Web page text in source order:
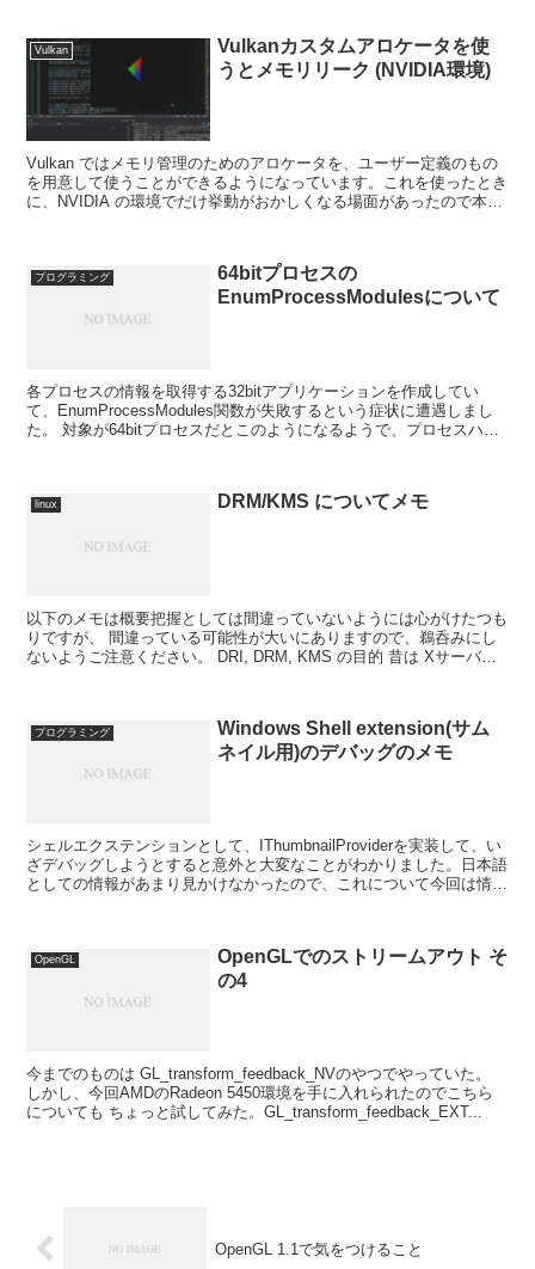
Vulkan
Vulkanカスタムアロケータを使
うとメモリリーク (NVIDIA環境)
Vulkan ではメモリ管理のためのアロケータを、ユーザー定義のもの
を用意して使うことができるようになっています。これを使ったとき
に、NVIDIA の環境でだけ挙動がおかしくなる場面があったので本記
プログラミング
64bitプロセスの
EnumProcessModulesについて
各プロセスの情報を取得する32bitアプリケーションを作成してい
て、EnumProcessModules関数が失敗するという症状に遭遇しまし
た。 対象が64bitプロセスだとこのようになるようで、プロセスハン
linux DRM/KMS についてメモ
以下のメモは概要把握としては間違っていないようには心がけたつも
りですが、 間違っている可能性が大いにありますので、鵜呑みにし
ないようご注意ください。 DRI, DRM, KMS の目的 昔は Xサーバー
プログラミング
Windows Shell extension(サム
ネイル用)のデバッグのメモ
シェルエクステンションとして、IThumbnailProviderを実装して、い
ざデバッグしようとすると意外と大変なことがわかりました。日本語
としての情報があまり見かけなかったので、これについて今回は情報
OpenGL
OpenGLでのストリームアウト そ
の4
今までのものは GL_transform_feedback_NVのやつでやっていた。
しかし、今回AMDのRadeon 5450環境を手に入れられたのでこちら
についても ちょっと試してみた。GL_transform_feedback_EXT...
OpenGL 1.1で気をつけること